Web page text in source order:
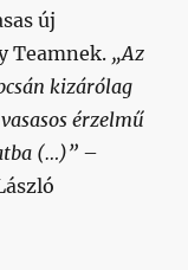
új
Teamnek. „Az
kizárólag
érzelmű
(…)” –